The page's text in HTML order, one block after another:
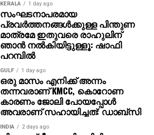
KERALA 1 day ago
സംഘടനാപരമായ
പ്രവര്‍ത്തനങ്ങള്‍ക്കുള്ള പിന്തുണ
മാത്രമേ ഇതുവരെ രാഹുലിന്
ഞാന്‍ നല്‍കിയിട്ടുള്ളൂ: ഷാഫി
പറമ്പില്‍
GULF 1 day ago
ഒരു മാസം എനിക്ക് അന്നം
തന്നവരാണ് KMCC, കൊറോണ
കാരണം ജോലി പോയപ്പോൾ
അവരാണ് സഹായിച്ചത്: ഡാബ്സി
INDIA 2 days ago